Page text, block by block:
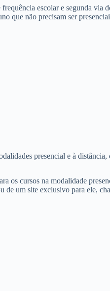
escolar e segunda via
que não precisam ser
presencial e à distância,
os cursos na modalidade
de um site exclusivo para ele,